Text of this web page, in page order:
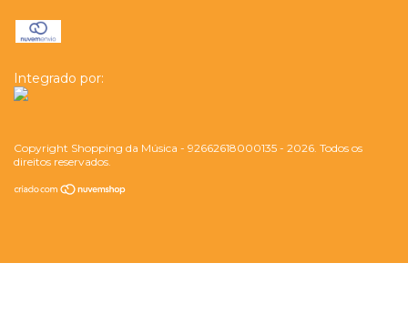
Integrado por:
Copyright Shopping da Música - 92662618000135 - 2026. Todos os
direitos reservados.